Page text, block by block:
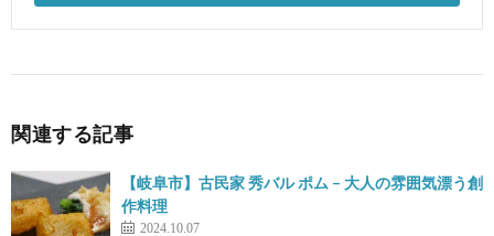
関連する記事
【岐阜市】古民家 秀バル ポム – 大人の雰囲気漂う創
作料理
2024.10.07